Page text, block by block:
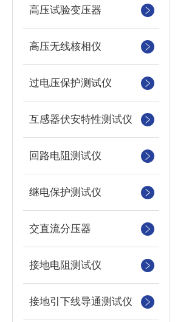
高压试验变压器
高压无线核相仪
过电压保护测试仪
互感器伏安特性测试仪
回路电阻测试仪
继电保护测试仪
交直流分压器
接地电阻测试仪
接地引下线导通测试仪